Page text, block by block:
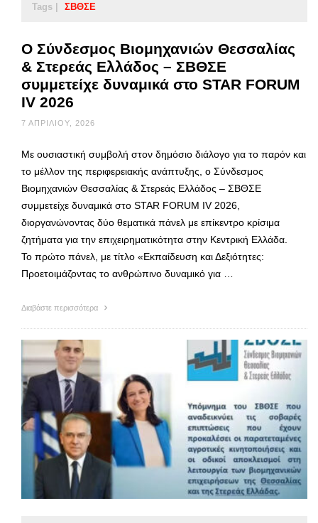
Tags | ΣΒΘΣΕ
Ο Σύνδεσμος Βιομηχανιών Θεσσαλίας
& Στερεάς Ελλάδος – ΣΒΘΣΕ
συμμετείχε δυναμικά στο STAR FORUM
IV 2026
7 ΑΠΡΙΛΊΟΥ, 2026
Με ουσιαστική συμβολή στον δημόσιο διάλογο για το παρόν και
το μέλλον της περιφερειακής ανάπτυξης, ο Σύνδεσμος
Βιομηχανιών Θεσσαλίας & Στερεάς Ελλάδος – ΣΒΘΣΕ
συμμετείχε δυναμικά στο STAR FORUM IV 2026,
διοργανώνοντας δύο θεματικά πάνελ με επίκεντρο κρίσιμα
ζητήματα για την επιχειρηματικότητα στην Κεντρική Ελλάδα.
Το πρώτο πάνελ, με τίτλο «Εκπαίδευση και Δεξιότητες:
Προετοιμάζοντας το ανθρώπινο δυναμικό για …
Διαβάστε περισσότερα